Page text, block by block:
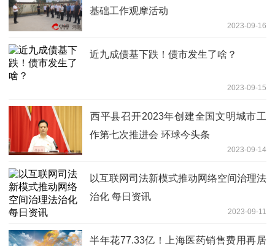
基础工作观摩活动
2023-09-16
近九成债基下跌！债市发生了啥？
2023-09-15
​西平县召开2023年创建全国文明城市工
作第七次推进会 环球今头条
2023-09-14
以互联网司法新模式推动网络空间治理法
治化 每日资讯
2023-09-11
半年花77.33亿！上海医药销售费用再居